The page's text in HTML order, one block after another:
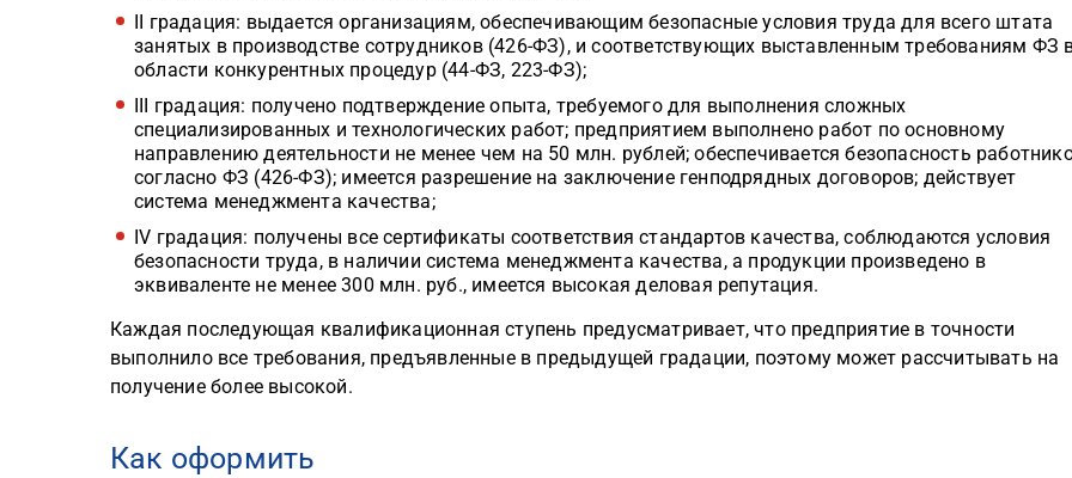
II градация: выдается организациям, обеспечивающим безопасные условия труда для всего штата
занятых в производстве сотрудников (426-ФЗ), и соответствующих выставленным требованиям ФЗ
области конкурентных процедур (44-ФЗ, 223-ФЗ);
III градация: получено подтверждение опыта, требуемого для выполнения сложных
специализированных и технологических работ; предприятием выполнено работ по основному
направлению деятельности не менее чем на 50 млн. рублей; обеспечивается безопасность
согласно ФЗ (426-ФЗ); имеется разрешение на заключение генподрядных договоров; действует
система менеджмента качества;
IV градация: получены все сертификаты соответствия стандартов качества, соблюдаются условия
безопасности труда, в наличии система менеджмента качества, а продукции произведено в
эквиваленте не менее 300 млн. руб., имеется высокая деловая репутация.
Каждая последующая квалификационная ступень предусматривает, что предприятие в точности
выполнило все требования, предъявленные в предыдущей градации, поэтому может рассчитывать на
получение более высокой.
Как оформить